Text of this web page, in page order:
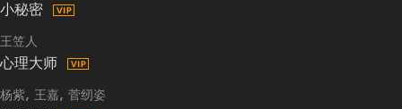
小秘密
王笠人
心理大师
杨紫 王嘉 菅纫姿